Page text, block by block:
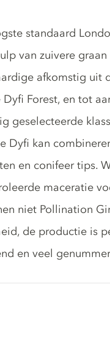
standaard
van zuivere graan
afkomstig uit
Forest, en tot
geselecteerde
Dyfi kan
en conifeer tips.
maceratie
niet Pollination
de productie is
en veel